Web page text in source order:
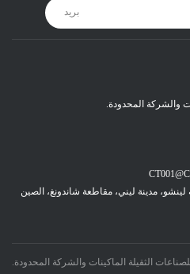
والشركة المحدودة.
لينشو، مدينة ليني، مقاطعة شاندونغ، الصين